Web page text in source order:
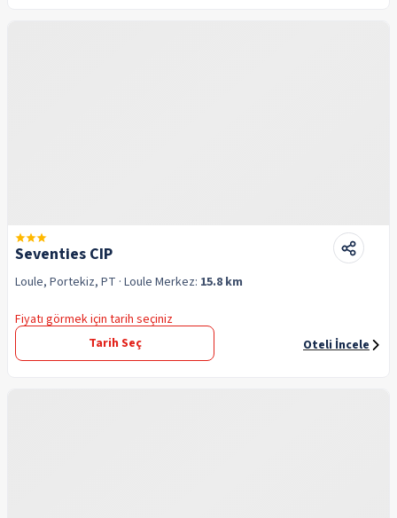
Seventies CIP
Loule, Portekiz, PT · Loule Merkez: 15.8 km
Fiyatı görmek için tarih seçiniz
Tarih Seç
Oteli İncele